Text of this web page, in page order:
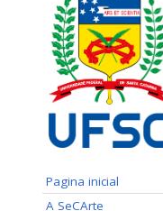
Pagina inicial
A SeCArte